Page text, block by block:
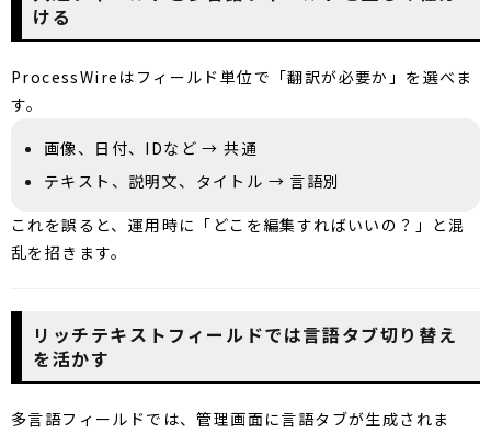
ける
ProcessWireはフィールド単位で「翻訳が必要か」を選べま
す。
画像、日付、IDなど → 共通
テキスト、説明文、タイトル → 言語別
これを誤ると、運用時に「どこを編集すればいいの？」と混
乱を招きます。
リッチテキストフィールドでは言語タブ切り替え
を活かす
多言語フィールドでは、管理画面に言語タブが生成されま